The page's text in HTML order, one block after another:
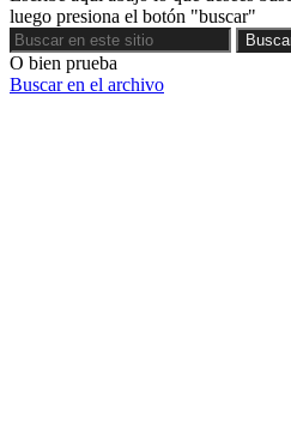
luego presiona el botón "buscar"
Buscar
O bien prueba
Buscar en el archivo